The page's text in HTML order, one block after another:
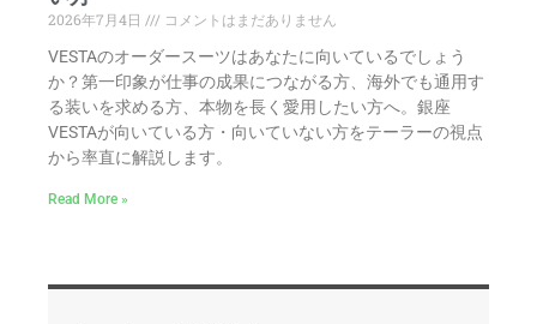
2026年7月4日
コメントはまだありません
VESTAのオーダースーツはあなたに向いているでしょう
か？第一印象が仕事の成果につながる方、海外でも通用す
る装いを求める方、本物を長く愛用したい方へ。銀座
VESTAが向いている方・向いていない方をテーラーの視点
から率直に解説します。
Read More »